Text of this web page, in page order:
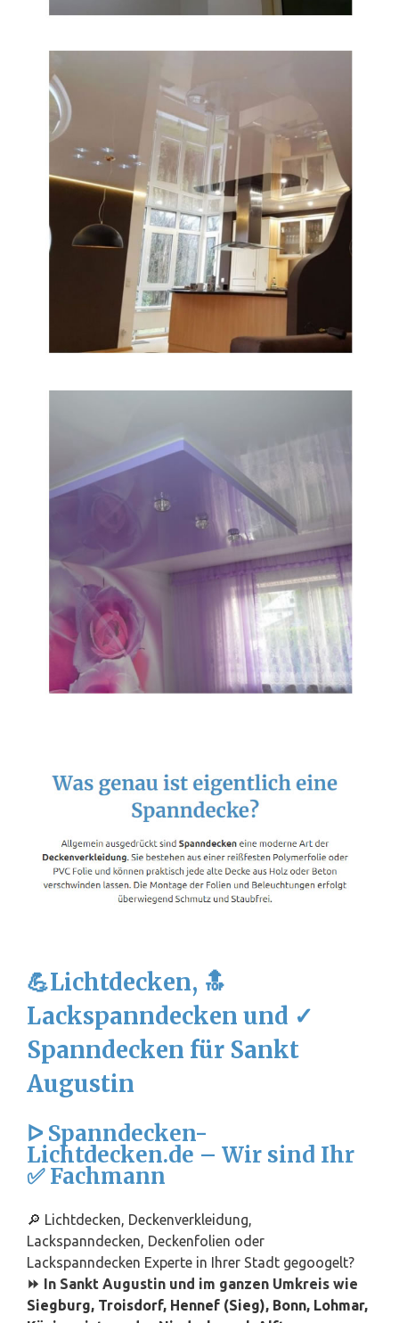
💪Lichtdecken, 🔝
Lackspanndecken und ✓
Spanndecken für Sankt
Augustin
ᐅ Spanndecken-
Lichtdecken.de – Wir sind Ihr
✅ Fachmann
🔎 Lichtdecken, Deckenverkleidung,
Lackspanndecken, Deckenfolien oder
Lackspanndecken Experte in Ihrer Stadt gegoogelt?
⏩ In Sankt Augustin und im ganzen Umkreis wie
Siegburg, Troisdorf, Hennef (Sieg), Bonn, Lohmar,